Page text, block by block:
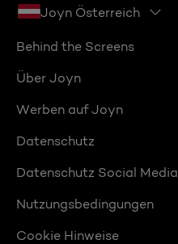
Joyn Österreich
Behind the Screens
Über Joyn
Werben auf Joyn
Datenschutz
Datenschutz Social Media
Nutzungsbedingungen
Cookie Hinweise